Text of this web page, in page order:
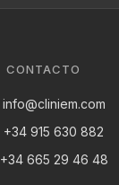
CONTACTO
info@cliniem.com
+34 915 630 882
+34 665 29 46 48